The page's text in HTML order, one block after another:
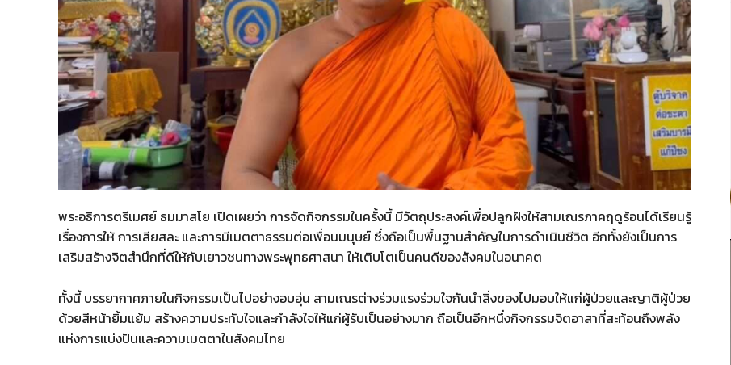
พระอธิการตรีเมศย์ ธมมาสโย เปิดเผยว่า การจัดกิจกรรมในครั้งนี้ มีวัตถุประสงค์เพื่อปลูกฝังให้สามเณรภาคฤดูร้อนได้เรียนรู้
เรื่องการให้ การเสียสละ และการมีเมตตาธรรมต่อเพื่อนมนุษย์ ซึ่งถือเป็นพื้นฐานสำคัญในการดำเนินชีวิต อีกทั้งยังเป็นการ
เสริมสร้างจิตสำนึกที่ดีให้กับเยาวชนทางพระพุทธศาสนา ให้เติบโตเป็นคนดีของสังคมในอนาคต
ทั้งนี้ บรรยากาศภายในกิจกรรมเป็นไปอย่างอบอุ่น สามเณรต่างร่วมแรงร่วมใจกันนำสิ่งของไปมอบให้แก่ผู้ป่วยและญาติผู้ป่วย
ด้วยสีหน้ายิ้มแย้ม สร้างความประทับใจและกำลังใจให้แก่ผู้รับเป็นอย่างมาก ถือเป็นอีกหนึ่งกิจกรรมจิตอาสาที่สะท้อนถึงพลัง
แห่งการแบ่งปันและความเมตตาในสังคมไทย